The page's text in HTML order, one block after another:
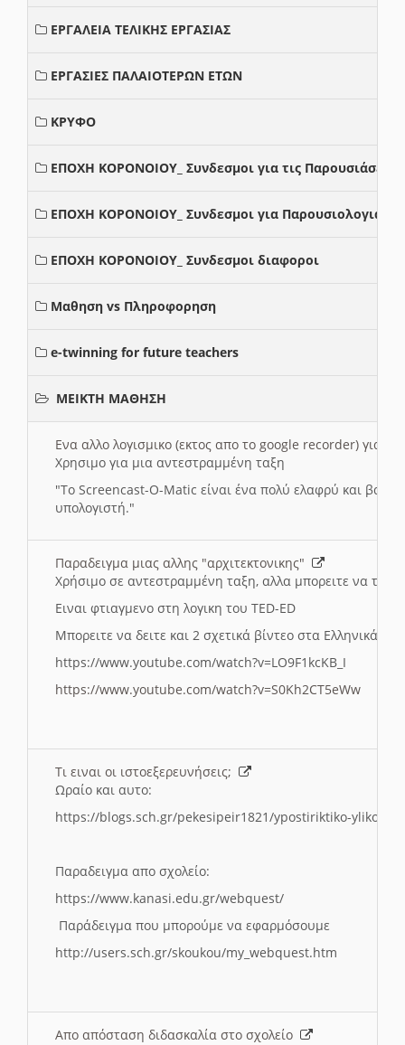
ΕΡΓΑΛΕΙΑ ΤΕΛΙΚΗΣ ΕΡΓΑΣΙΑΣ
ΕΡΓΑΣΙΕΣ ΠΑΛΑΙΟΤΕΡΩΝ ΕΤΩΝ
ΚΡΥΦΟ
ΕΠΟΧΗ ΚΟΡΟΝΟΙΟΥ_ Συνδεσμοι για τις Παρουσιάσεις
ΕΠΟΧΗ ΚΟΡΟΝΟΙΟΥ_ Συνδεσμοι για Παρουσιολογια
ΕΠΟΧΗ ΚΟΡΟΝΟΙΟΥ_ Συνδεσμοι διαφοροι
Μαθηση vs Πληροφορηση
e-twinning for future teachers
ΜΕΙΚΤΗ ΜΑΘΗΣΗ
Ενα αλλο λογισμικο (εκτος απο το google recorder) για
Χρησιμο για μια αντεστραμμένη ταξη
"To Screencast-O-Matic είναι ένα πολύ ελαφρύ και
υπολογιστή."
Παραδειγμα μιας αλλης "αρχιτεκτονικης"
Χρήσιμο σε αντεστραμμένη ταξη, αλλα μπορειτε να το
Ειναι φτιαγμενο στη λογικη του TED-ED
Μπορειτε να δειτε και 2 σχετικά βίντεο στα Ελληνικά:
https://www.youtube.com/watch?v=LO9F1kcKB_I
https://www.youtube.com/watch?v=S0Kh2CT5eWw
Τι ειναι οι ιστοεξερευνήσεις;
Ωραίο και αυτο:
https://blogs.sch.gr/pekesipeir1821/ypostiriktiko-yliko/
Παραδειγμα απο σχολείο:
https://www.kanasi.edu.gr/webquest/
Παράδειγμα που μπορούμε να εφαρμόσουμε
http://users.sch.gr/skoukou/my_webquest.htm
Απο απόσταση διδασκαλία στο σχολείο